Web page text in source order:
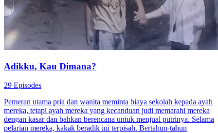
Adikku, Kau Dimana?
29 Episodes
Pemeran utama pria dan wanita meminta biaya sekolah kepada ayah
mereka, tetapi ayah mereka yang kecanduan judi memarahi mereka
dengan kasar dan bahkan berencana untuk menjual putrinya. Selama
pelarian mereka, kakak beradik ini terpisah. Bertahun-tahun